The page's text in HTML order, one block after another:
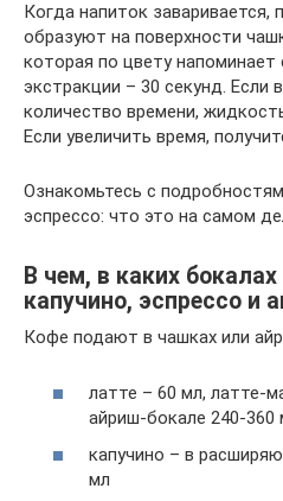
Когда напиток заваривается,
образуют на поверхности
которая по цвету напоминает
экстракции – 30 секунд. Если
количество времени,
Если увеличить время,
Ознакомьтесь с
эспрессо: что это на самом
В чем, в каких
капучино, эспрессо и
Кофе подают в чашках или
латте – 60 мл, латте-
айриш-бокале 240-360
капучино – в
мл